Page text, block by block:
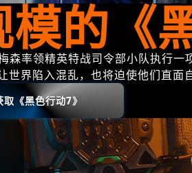
的《
率领精英特战司令部小队执行
世界陷入混乱，也将迫使他们直面
取《黑色行动7》